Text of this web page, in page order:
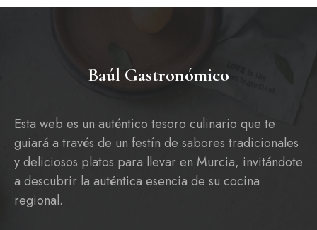
Baúl Gastronómico
Esta web es un auténtico tesoro culinario que te
guiará a través de un festín de sabores tradicionales
y deliciosos platos para llevar en Murcia, invitándote
a descubrir la auténtica esencia de su cocina
regional.